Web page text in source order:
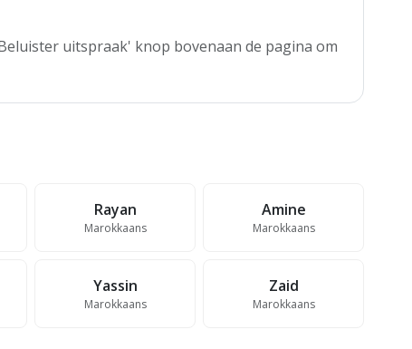
uitspraak' knop bovenaan de pagina om
Rayan
Marokkaans
Amine
Marokkaans
Yassin
Marokkaans
Zaid
Marokkaans